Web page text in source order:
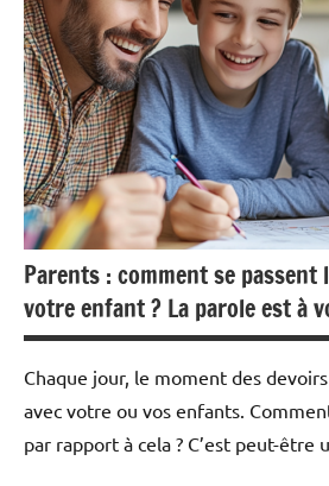
Parents : comment se passent
votre enfant ? La parole est à
Chaque jour, le moment des
avec votre ou vos enfants.
par rapport à cela ? C’est peut-